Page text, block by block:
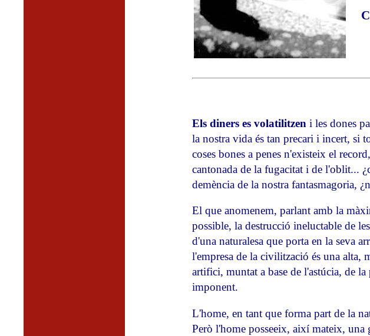
Els diners es volatilitzen i les dones
la nostra vida és tan precari i incert, si
coses bones a penes n'existeix el
cantonada de la fugacitat i de l'oblit...
demència de la nostra fantasmagoria,
El que anomenem, parlant amb la
possible, la destrucció ineluctable de
d'una naturalesa que porta en la seva
l'empresa de la civilització és una alta,
artifici, muntat a base de l'astúcia, de
imponent.
L'home, en tant que forma part de la
Però l'home posseeix, així mateix,